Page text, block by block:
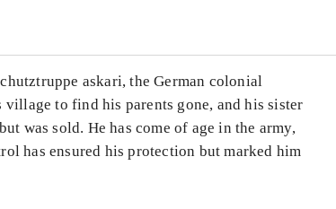
askari, the German colonial
to find his parents gone, and his sister
was sold. He has come of age in the army,
has ensured his protection but marked him